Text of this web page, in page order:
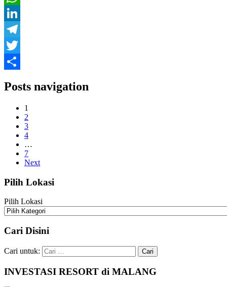
WhatsApp
LinkedIn
Telegram
Twitter
Posts navigation
1
2
3
4
…
7
Next
Pilih Lokasi
Pilih Lokasi
Cari Disini
Cari untuk:
INVESTASI RESORT di MALANG